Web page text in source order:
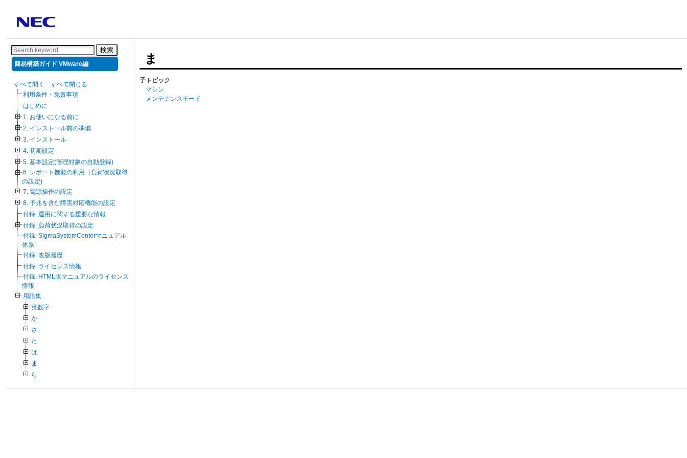
検索
簡易構築ガイド VMware編
すべて開く
すべて閉じる
利用条件・免責事項
はじめに
1. お使いになる前に
2. インストール前の準備
3. インストール
4. 初期設定
5. 基本設定(管理対象の自動登録)
6. レポート機能の利用（負荷状況取得
の設定)
7. 電源操作の設定
8. 予兆を含む障害対応機能の設定
付録: 運用に関する重要な情報
付録: 負荷状況取得の設定
付録: SigmaSystemCenterマニュアル
体系
付録: 改版履歴
付録: ライセンス情報
付録: HTML版マニュアルのライセンス
情報
用語集
英数字
か
さ
た
は
ま
ら
ま
子トピック
マシン
メンテナンスモード